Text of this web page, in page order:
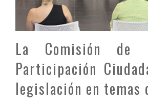
La Comisión de
Participación
legislación en temas